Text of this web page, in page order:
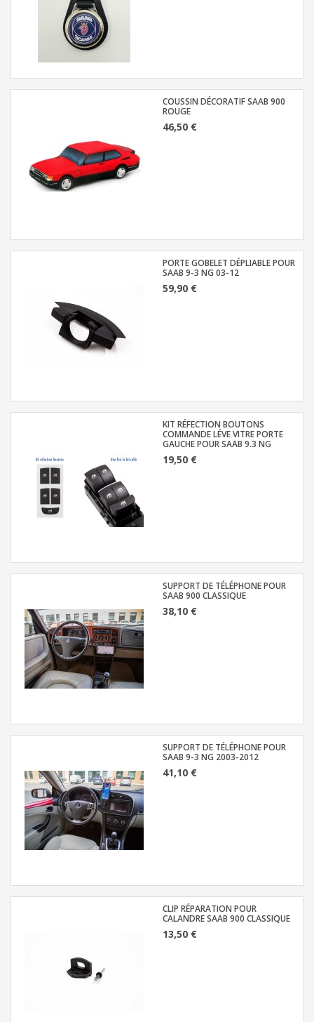
COUSSIN DÉCORATIF SAAB 900
ROUGE
46,50 €
PORTE GOBELET DÉPLIABLE POUR
SAAB 9-3 NG 03-12
59,90 €
KIT RÉFECTION BOUTONS
COMMANDE LÉVE VITRE PORTE
GAUCHE POUR SAAB 9.3 NG
19,50 €
SUPPORT DE TÉLÉPHONE POUR
SAAB 900 CLASSIQUE
38,10 €
SUPPORT DE TÉLÉPHONE POUR
SAAB 9-3 NG 2003-2012
41,10 €
CLIP RÉPARATION POUR
CALANDRE SAAB 900 CLASSIQUE
13,50 €